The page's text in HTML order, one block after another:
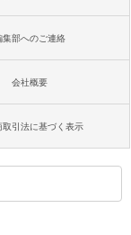
集部へのご連絡
会社概要
取引法に基づく表示